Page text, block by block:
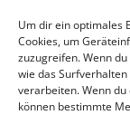
Um dir ein optimales
Cookies, um
zuzugreifen. Wenn
wie das
verarbeiten. Wenn
können bestimmte
©